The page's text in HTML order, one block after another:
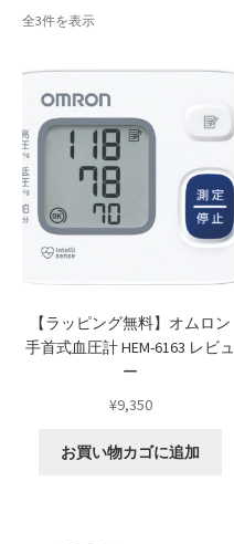
ッ
CF Dashboard
CF User Registration
CF campaign form
CF Listing Page
Request a Quote
Mobile Checkout
Delivery Driver App
Compare
全3件を表示
【ラッピング無料】オムロン
手首式血圧計 HEM-6163 レビュ
ー
¥9,350
お買い物カゴに追加